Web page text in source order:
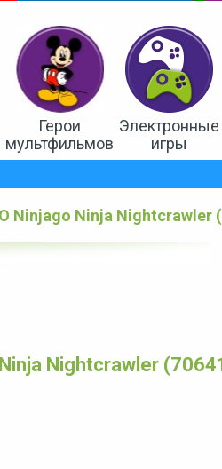
Герои
мультфильмов
Электронные
игры
Ninjago Ninja Nightcrawler
Nightcrawler